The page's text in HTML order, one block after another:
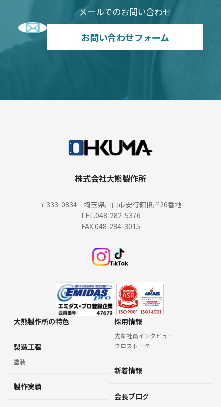
メールでのお問い合わせ
お問い合わせフォーム
株式会社大熊製作所
〒333-0834 埼玉県川口市安行領根岸26番地
TEL.048-282-5376
FAX.048-284-3015
大熊製作所の特色
製造工程
塗装
製作実績
採用情報
先輩社員インタビュー
クロストーク
新着情報
会長ブログ